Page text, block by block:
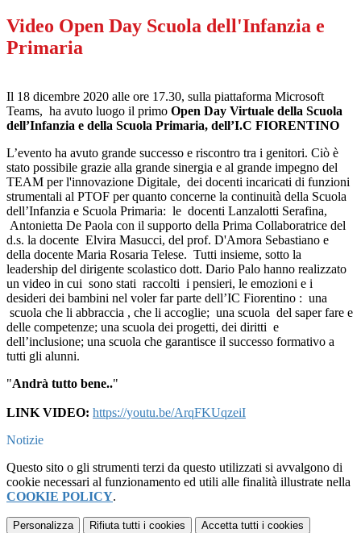
Video Open Day Scuola dell'Infanzia e
Primaria
Il 18 dicembre 2020 alle ore 17.30, sulla piattaforma Microsoft
Teams, ha avuto luogo il primo Open Day Virtuale della Scuola
dell’Infanzia e della Scuola Primaria, dell’I.C FIORENTINO
L’evento ha avuto grande successo e riscontro tra i genitori. Ciò è
stato possibile grazie alla grande sinergia e al grande impegno del
TEAM per l'innovazione Digitale, dei docenti incaricati di funzioni
strumentali al PTOF per quanto concerne la continuità della Scuola
dell’Infanzia e Scuola Primaria: le docenti Lanzalotti Serafina,
Antonietta De Paola con il supporto della Prima Collaboratrice del
d.s. la docente Elvira Masucci, del prof. D'Amora Sebastiano e
della docente Maria Rosaria Telese. Tutti insieme, sotto la
leadership del dirigente scolastico dott. Dario Palo hanno realizzato
un video in cui sono stati raccolti i pensieri, le emozioni e i
desideri dei bambini nel voler far parte dell’IC Fiorentino : una
scuola che li abbraccia , che li accoglie; una scuola del saper fare e
delle competenze; una scuola dei progetti, dei diritti e
dell’inclusione; una scuola che garantisce il successo formativo a
tutti gli alunni.
"Andrà tutto bene.."
LINK VIDEO: https://youtu.be/ArqFKUqzeiI
Notizie
Questo sito o gli strumenti terzi da questo utilizzati si avvalgono di
cookie necessari al funzionamento ed utili alle finalità illustrate nella
COOKIE POLICY.
Personalizza Rifiuta tutti i cookies Accetta tutti i cookies